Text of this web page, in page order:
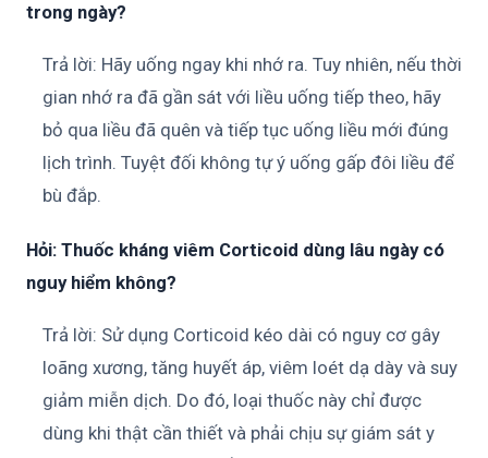
trong ngày?
Trả lời: Hãy uống ngay khi nhớ ra. Tuy nhiên, nếu thời
gian nhớ ra đã gần sát với liều uống tiếp theo, hãy
bỏ qua liều đã quên và tiếp tục uống liều mới đúng
lịch trình. Tuyệt đối không tự ý uống gấp đôi liều để
bù đắp.
Hỏi: Thuốc kháng viêm Corticoid dùng lâu ngày có
nguy hiểm không?
Trả lời: Sử dụng Corticoid kéo dài có nguy cơ gây
loãng xương, tăng huyết áp, viêm loét dạ dày và suy
giảm miễn dịch. Do đó, loại thuốc này chỉ được
dùng khi thật cần thiết và phải chịu sự giám sát y